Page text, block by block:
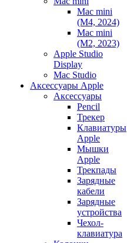
Mac mini
(M4, 2024)
Mac mini
(M2, 2023)
Apple Studio
Display
Mac Studio
Аксессуары Apple
Аксессуары
Pencil
Трекер
Клавиатуры
Apple
Мышки
Apple
Трекпады
Зарядные
кабели
Зарядные
устройства
Чехол-
клавиатура